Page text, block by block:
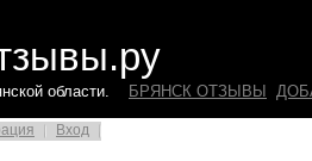
области. БРЯНСК ОТЗЫВЫ
Вход